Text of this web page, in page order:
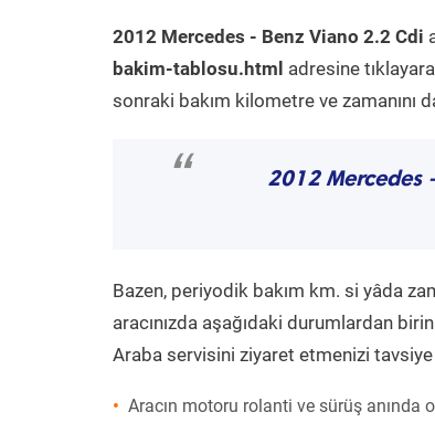
2012 Mercedes - Benz Viano 2.2 Cdi
bakim-tablosu.html adresine
sonraki bakım kilometre ve zamanını
“ 2012 Mercedes
Bazen, periyodik bakım km. si yâda
aracınızda aşağıdaki durumlardan
Araba servisini ziyaret etmenizi
Aracın motoru rolanti ve sürüş anında